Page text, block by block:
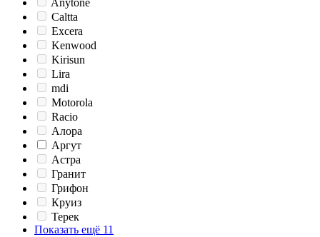
Anytone
Caltta
Excera
Kenwood
Kirisun
Lira
mdi
Motorola
Racio
Алора
Аргут
Астра
Гранит
Грифон
Круиз
Терек
Показать ещё 11